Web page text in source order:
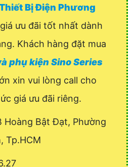
Bị Điện Phương
ưu đãi tốt nhất dành
Khách hàng đặt mua
phụ kiện Sino Series
xin vui lòng call cho
giá ưu đãi riêng.
Hoàng Bật Đạt, Phường
Tp.HCM